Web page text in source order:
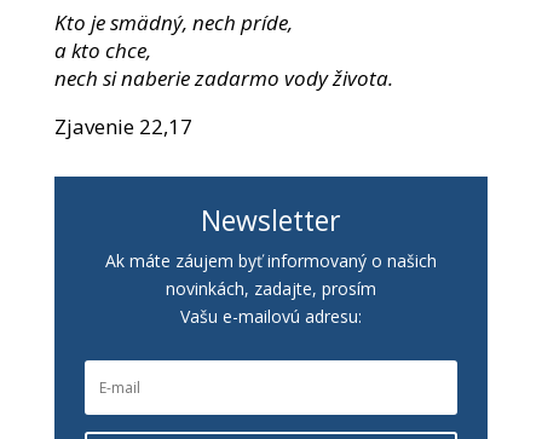
Kto je smädný, nech príde,
a kto chce,
nech si naberie zadarmo vody života.
Zjavenie 22,17
Newsletter
Ak máte záujem byť informovaný o našich
novinkách, zadajte, prosím
Vašu e-mailovú adresu: